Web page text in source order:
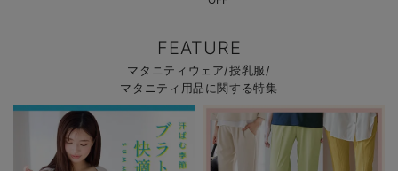
FEATURE
マタニティウェア/授乳服/
マタニティ用品に関する特集